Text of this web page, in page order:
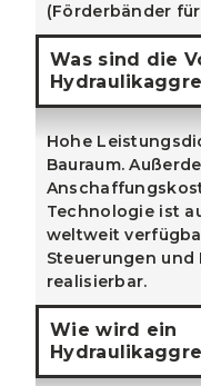
(Förderbänder für
Was sind die
Hohe
Bauraum.
Technologie ist
weltweit
Steuerungen
realisierbar.
Wie wird ein